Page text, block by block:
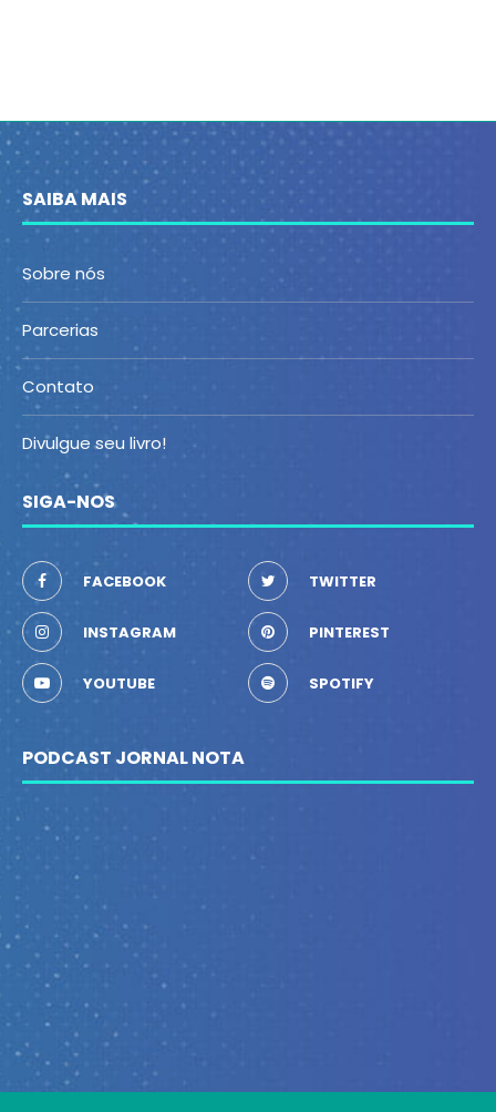
SAIBA MAIS
Sobre nós
Parcerias
Contato
Divulgue seu livro!
SIGA-NOS
FACEBOOK TWITTER
INSTAGRAM PINTEREST
YOUTUBE SPOTIFY
PODCAST JORNAL NOTA